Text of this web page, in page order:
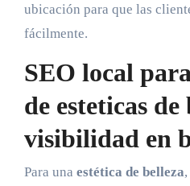
ubicación para que las
fácilmente.
SEO local
de esteticas de
visibilidad en
Para una estética de belleza